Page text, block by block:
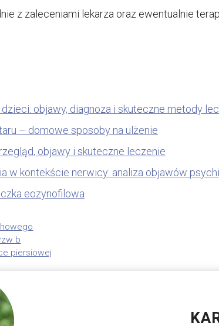
z zaleceniami lekarza oraz ewentualnie
objawy, diagnoza i skuteczne metody
– domowe sposoby na ulżenie
objawy i skuteczne leczenie
w kontekście nerwicy: analiza objawów
eozynofilowa
b
piersiowej